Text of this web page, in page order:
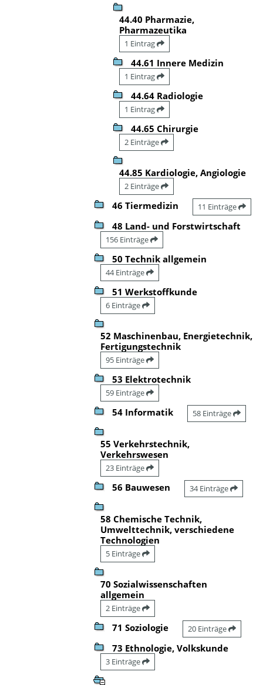
44.40 Pharmazie,
Pharmazeutika
1 Eintrag
44.61 Innere Medizin
1 Eintrag
44.64 Radiologie
1 Eintrag
44.65 Chirurgie
2 Einträge
44.85 Kardiologie, Angiologie
2 Einträge
46 Tiermedizin 11 Einträge
48 Land- und Forstwirtschaft
156 Einträge
50 Technik allgemein
44 Einträge
51 Werkstoffkunde
6 Einträge
52 Maschinenbau, Energietechnik,
Fertigungstechnik
95 Einträge
53 Elektrotechnik
59 Einträge
54 Informatik 58 Einträge
55 Verkehrstechnik,
Verkehrswesen
23 Einträge
56 Bauwesen 34 Einträge
58 Chemische Technik,
Umwelttechnik, verschiedene
Technologien
5 Einträge
70 Sozialwissenschaften
allgemein
2 Einträge
71 Soziologie 20 Einträge
73 Ethnologie, Volkskunde
3 Einträge